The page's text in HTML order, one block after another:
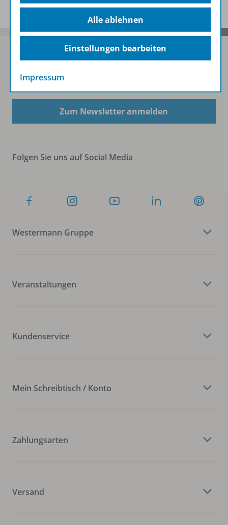
Sofort profitieren
Zum Newsletter anmelden
Folgen Sie uns auf Social Media
Westermann Gruppe
Veranstaltungen
Kundenservice
Mein Schreibtisch / Konto
Zahlungsarten
Versand
Alle ablehnen
Einstellungen bearbeiten
Impressum